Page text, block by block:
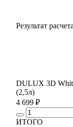
Результат расчета
DULUX 3D
(2,5л)
4 699 ₽
ИТОГО